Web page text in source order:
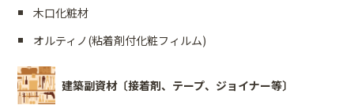
木口化粧材
オルティノ(粘着剤付化粧フィルム)
建築副資材〔接着剤、テープ、ジョイナー等〕